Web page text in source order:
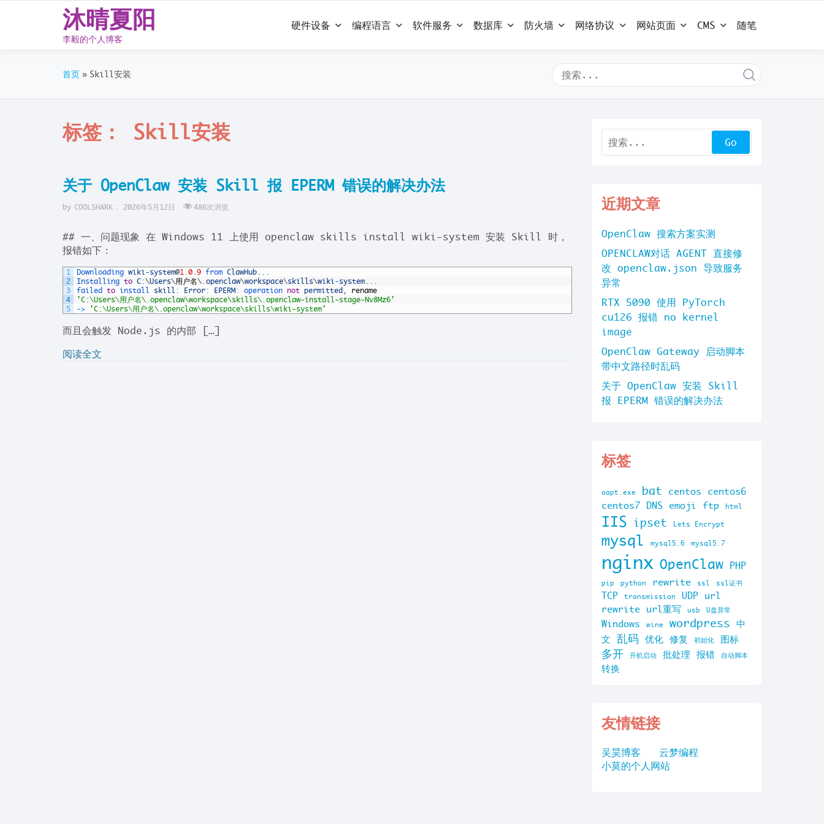
沐晴夏阳
李毅的个人博客
硬件设备 编程语言 软件服务 数据库 防火墙 网络协议 网站页面 CMS 随笔
首页 Skill安装
标签： Skill安装
关于 OpenClaw 安装 Skill 报 EPERM 错误的解决办法
by COOLSHARK : 2026年5月12日 486次浏览
## 一、问题现象 在 Windows 11 上使用 openclaw skills install wiki-system 安装 Skill 时，
报错如下：
1
2
3
4
5
Downloading wiki-system@1.0.9 from ClawHub. . .
Installing to C:\Users\用户名\.openclaw\workspace\skills\wiki-system. . .
failed to install skill : Error: EPERM: operation not permitted ,
rename
'C:\Users\用户名\.openclaw\workspace\skills\.openclaw-install-stage-Nv8Mz6'
-> 'C:\Users\用户名\.openclaw\workspace\skills\wiki-system'
而且会触发 Node.js 的内部 […]
阅读全文
近期文章
OpenClaw 搜索方案实测
OPENCLAW对话 AGENT 直接修
改 openclaw.json 导致服务
异常
RTX 5090 使用 PyTorch
cu126 报错 no kernel
image
OpenClaw Gateway 启动脚本
带中文路径时乱码
关于 OpenClaw 安装 Skill
报 EPERM 错误的解决办法
标签
aapt.exe bat centos
centos6
centos7 DNS emoji ftp html
IIS ipset Lets Encrypt
mysql mysql5.6 mysql5.7
nginx OpenClaw PHP
pip python rewrite ssl ssl证书
TCP transmission UDP url
rewrite
url重写 usb U盘异常
Windows wine wordpress 中
文 乱码 优化 修复 初始化 图标
多开 开机启动 批处理 报错 自动脚本
转换
友情链接
吴昊博客
云梦编程
小莫的个人网站